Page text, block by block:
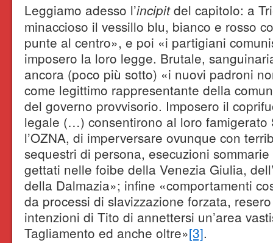
Leggiamo adesso l’incipitdel capitolo: a
minaccioso il vessillo blu, bianco e rosso
punte al centro», e poi «i partigiani
imposero la loro legge. Brutale,
ancora (poco più sotto) «i nuovi padroni
come legittimo rappresentante della
del governo provvisorio. Imposero il
legale (…) consentirono al loro famigerato
l’OZNA, di imperversare ovunque con
sequestri di persona, esecuzioni
gettati nelle foibe della Venezia Giulia,
della Dalmazia»; infine «comportamenti
da processi di slavizzazione forzata,
intenzioni di Tito di annettersi un’area
Tagliamento ed anche oltre»[3].